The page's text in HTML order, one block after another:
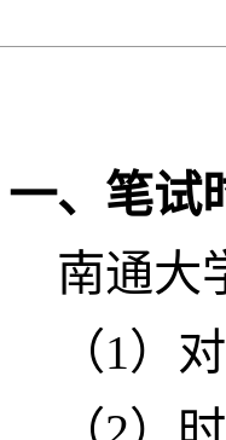
一、 笔试
南通大
（1）